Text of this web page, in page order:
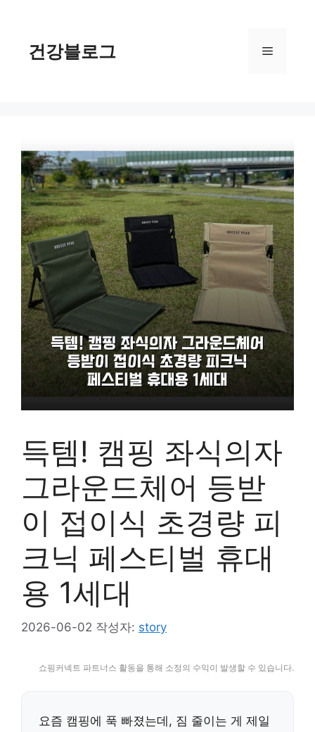
건강블로그 메
득템! 캠핑 좌식의자
그라운드체어 등받
이 접이식 초경량 피
크닉 페스티벌 휴대
용 1세대
2026-06-02 작성자: story
쇼핑커넥트 파트너스 활동을 통해 소정의 수익이 발생할 수 있습니다.
요즘 캠핑에 푹 빠졌는데, 짐 줄이는 게 제일